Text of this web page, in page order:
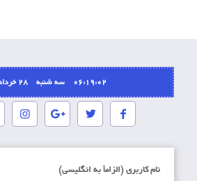
06:19:02 سه شنبه ۲۸ خرداد ۱۳۹۸
نام کاربری (الزاماَ به انگلیسی)